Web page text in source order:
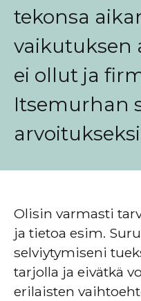
tekonsa
vaikutuksen
ei ollut ja
Itsemurhan
Olisin varmasti
ja tietoa esim.
selviytymiseni
tarjolla ja eivätkä
erilaisten